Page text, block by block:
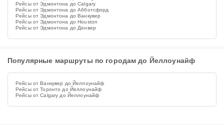
Рейсы от Эдмонтона до Calgary
Рейсы от Эдмонтона до Абботсфорд
Рейсы от Эдмонтона до Ванкувер
Рейсы от Эдмонтона до Houston
Рейсы от Эдмонтона до Денвер
Популярные маршруты по городам до Йеллоунайф
Рейсы от Ванкувер до Йеллоунайф
Рейсы от Торонто до Йеллоунайф
Рейсы от Calgary до Йеллоунайф